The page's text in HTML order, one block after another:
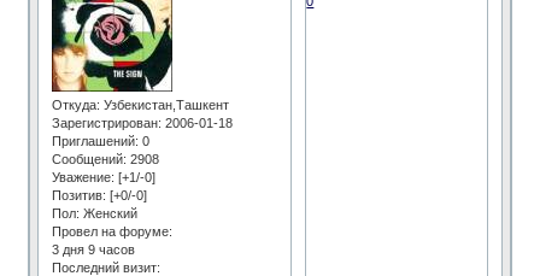
Откуда: Узбекистан,Ташкент
Зарегистрирован: 2006-01-18
Приглашений: 0
Сообщений: 2908
Уважение: [+1/-0]
Позитив: [+0/-0]
Пол: Женский
Провел на форуме:
3 дня 9 часов
Последний визит: